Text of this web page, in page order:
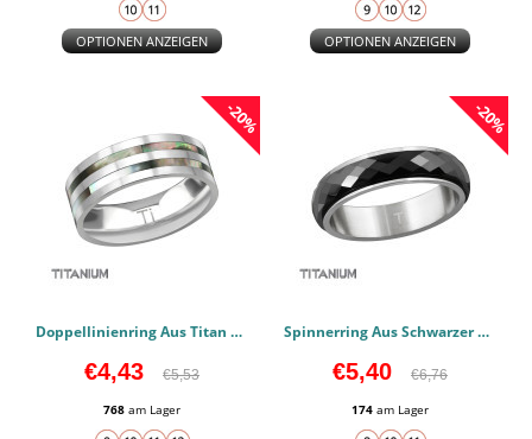
OPTIONEN ANZEIGEN OPTIONEN ANZEIGEN
-20%
Doppellinienring Aus Titan Mit Abalone-Muschel - Titan Titan-Ringe PCJW38558
€4,43 €5,53
768 am Lager
-20%
Spinnerring Aus Schwarzer Keramik Mit Titan - Titan Titan-Ringe PCJW38555
€5,40 €6,76
174 am Lager